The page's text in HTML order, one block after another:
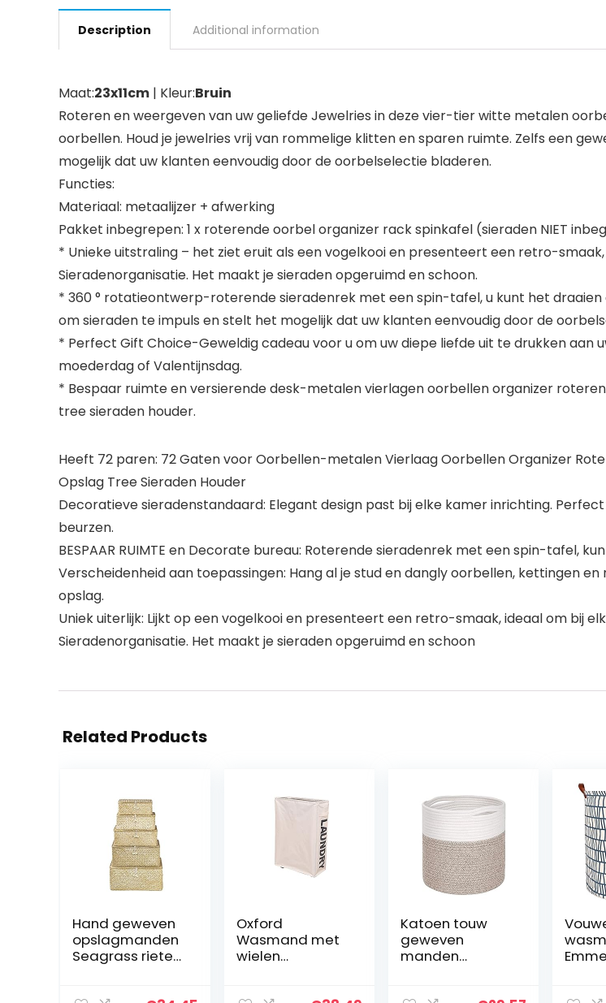
Description Additional information
Maat:23x11cm | Kleur:Bruin
Roteren en weergeven van uw geliefde Jewelries in deze vier-tier witte metalen
oorbellen. Houd je jewelries vrij van rommelige klitten en sparen ruimte. Zelfs een
mogelijk dat uw klanten eenvoudig door de oorbelselectie bladeren.
Functies:
Materiaal: metaalijzer + afwerking
Pakket inbegrepen: 1 x roterende oorbel organizer rack spinkafel (sieraden NIET
* Unieke uitstraling – het ziet eruit als een vogelkooi en presenteert een retro-
Sieradenorganisatie. Het maakt je sieraden opgeruimd en schoon.
* 360 ° rotatieontwerp-roterende sieradenrek met een spin-tafel, u kunt het
om sieraden te impuls en stelt het mogelijk dat uw klanten eenvoudig door de
* Perfect Gift Choice-Geweldig cadeau voor u om uw diepe liefde uit te drukken aan
moederdag of Valentijnsdag.
* Bespaar ruimte en versierende desk-metalen vierlagen oorbellen organizer
tree sieraden houder.
Heeft 72 paren: 72 Gaten voor Oorbellen-metalen Vierlaag Oorbellen Organizer
Opslag Tree Sieraden Houder
Decoratieve sieradenstandaard: Elegant design past bij elke kamer inrichting.
beurzen.
BESPAAR RUIMTE en Decorate bureau: Roterende sieradenrek met een spin-tafel,
Verscheidenheid aan toepassingen: Hang al je stud en dangly oorbellen, kettingen
opslag.
Uniek uiterlijk: Lijkt op een vogelkooi en presenteert een retro-smaak, ideaal om bij
Sieradenorganisatie. Het maakt je sieraden opgeruimd en schoon
Related Products
Hand geweven
opslagmanden
Seagrass rieten
Oxford
Wasmand met
wielen
Katoen touw
geweven
manden